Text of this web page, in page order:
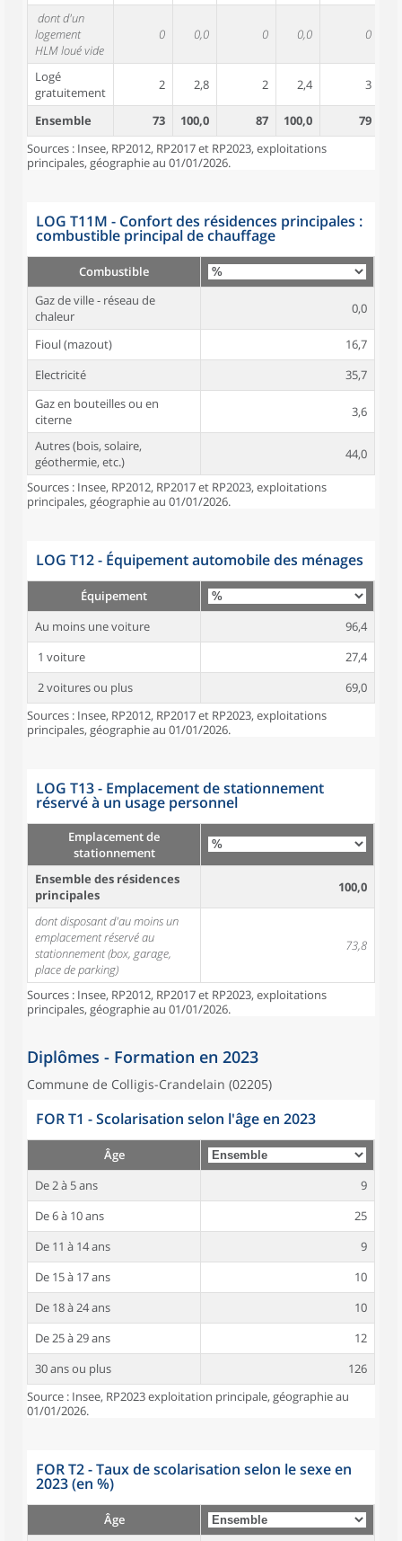
dont d'un
logement
HLM loué vide
0 0,0 0 0,0 0
Logé
gratuitement
2 2,8 2 2,4 3
Ensemble 73 100,0 87 100,0 79
Sources : Insee, RP2012, RP2017 et RP2023, exploitations
principales, géographie au 01/01/2026.
LOG T11M - Confort des résidences principales :
combustible principal de chauffage
Combustible
Gaz de ville - réseau de
chaleur
0,0
Fioul (mazout)
16,7
Electricité
35,7
Gaz en bouteilles ou en
citerne
3,6
Autres (bois, solaire,
géothermie, etc.)
44,0
Sources : Insee, RP2012, RP2017 et RP2023, exploitations
principales, géographie au 01/01/2026.
LOG T12 - Équipement automobile des ménages
Équipement
Au moins une voiture
96,4
1 voiture
27,4
2 voitures ou plus
69,0
Sources : Insee, RP2012, RP2017 et RP2023, exploitations
principales, géographie au 01/01/2026.
LOG T13 - Emplacement de stationnement
réservé à un usage personnel
Emplacement de
stationnement
Ensemble des résidences
principales
100,0
dont disposant d'au moins un
emplacement réservé au
stationnement (box, garage,
place de parking)
73,8
Sources : Insee, RP2012, RP2017 et RP2023, exploitations
principales, géographie au 01/01/2026.
Diplômes - Formation en 2023
Commune de Colligis-Crandelain (02205)
FOR T1 - Scolarisation selon l'âge en 2023
Âge
De 2 à 5 ans
9
De 6 à 10 ans
25
De 11 à 14 ans
9
De 15 à 17 ans
10
De 18 à 24 ans
10
De 25 à 29 ans
12
30 ans ou plus
126
Source : Insee, RP2023 exploitation principale, géographie au
01/01/2026.
FOR T2 - Taux de scolarisation selon le sexe en
2023 (en %)
Âge